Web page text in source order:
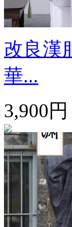
改良漢
華...
3,900円